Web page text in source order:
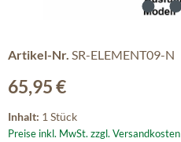
Artikel-Nr. SR-ELEMENT09-N
Regulärer Preis:
65,95 €
Inhalt: 1 Stück
Preise inkl. MwSt. zzgl. Versandkosten